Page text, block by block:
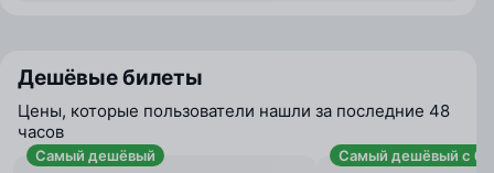
Дешёвые билеты
Цены, которые пользователи нашли за последние 48
часов
Самый дешёвый Самый дешёвый с